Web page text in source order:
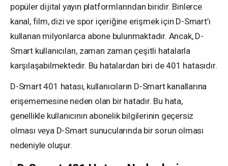
popüler dijital yayın platformlarından biridir. Binlerce
kanal, film, dizi ve spor içeriğine erişmek için D-Smart’ı
kullanan milyonlarca abone bulunmaktadır. Ancak, D-
Smart kullanıcıları, zaman zaman çeşitli hatalarla
karşılaşabilmektedir. Bu hatalardan biri de 401 hatasıdır.
D-Smart 401 hatası, kullanıcıların D-Smart kanallarına
erişememesine neden olan bir hatadır. Bu hata,
genellikle kullanıcının abonelik bilgilerinin geçersiz
olması veya D-Smart sunucularında bir sorun olması
nedeniyle oluşur.